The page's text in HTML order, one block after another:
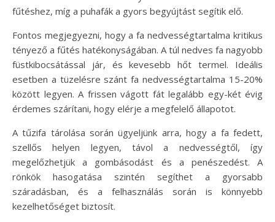
fűtéshez, míg a puhafák a gyors begyújtást segítik elő.
Fontos megjegyezni, hogy a fa nedvességtartalma kritikus
tényező a fűtés hatékonyságában. A túl nedves fa nagyobb
füstkibocsátással jár, és kevesebb hőt termel. Ideális
esetben a tüzelésre szánt fa nedvességtartalma 15-20%
között legyen. A frissen vágott fát legalább egy-két évig
érdemes szárítani, hogy elérje a megfelelő állapotot.
A tűzifa tárolása során ügyeljünk arra, hogy a fa fedett,
szellős helyen legyen, távol a nedvességtől, így
megelőzhetjük a gombásodást és a penészedést. A
rönkök hasogatása szintén segíthet a gyorsabb
száradásban, és a felhasználás során is könnyebb
kezelhetőséget biztosít.